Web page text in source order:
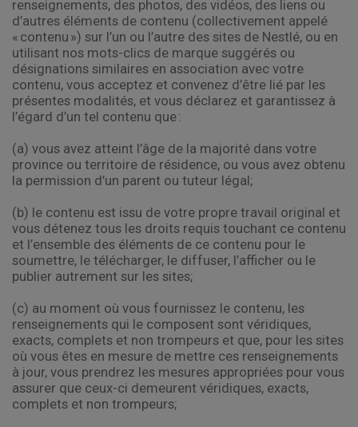
renseignements, des photos, des vidéos, des liens ou
d’autres éléments de contenu (collectivement appelé
« contenu ») sur l’un ou l’autre des sites de Nestlé, ou en
utilisant nos mots-clics de marque suggérés ou
désignations similaires en association avec votre
contenu, vous acceptez et convenez d’être lié par les
présentes modalités, et vous déclarez et garantissez à
l’égard d’un tel contenu que :
(a) vous avez atteint l’âge de la majorité dans votre
province ou territoire de résidence, ou vous avez obtenu
la permission d’un parent ou tuteur légal;
(b) le contenu est issu de votre propre travail original et
vous détenez tous les droits requis touchant ce contenu
et l’ensemble des éléments de ce contenu pour le
soumettre, le télécharger, le diffuser, l’afficher ou le
publier autrement sur les sites;
(c) au moment où vous fournissez le contenu, les
renseignements qui le composent sont véridiques,
exacts, complets et non trompeurs et que, pour les sites
où vous êtes en mesure de mettre ces renseignements
à jour, vous prendrez les mesures appropriées pour vous
assurer que ceux-ci demeurent véridiques, exacts,
complets et non trompeurs;